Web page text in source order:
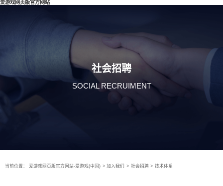
爱游戏网页版官方网站
社会招聘
SOCIAL RECRUIMENT
当前位置： 爱游戏网页版官方网站-爱游戏(中国) > 加入我们 > 社会招聘 > 技术体系